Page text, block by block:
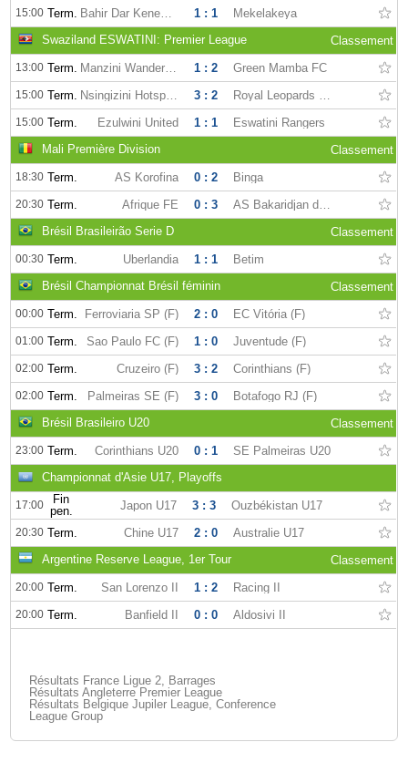
15:00 Term. Bahir Dar Kenema FC 1 : 1
Mekelakeya
Swaziland ESWATINI: Premier League
Classement
13:00 Term. Manzini Wanderers FC 1 : 2 Green Mamba FC
15:00 Term. Nsingizini Hotspurs 3 : 2 Royal Leopards FC
15:00 Term. Ezulwini United 1 : 1
Eswatini Rangers
Mali Première Division
Classement
18:30 Term. AS Korofina 0 : 2 Binga
20:30 Term. Afrique FE 0 : 3
AS Bakaridjan de Barouéli
Brésil Brasileirão Serie D
Classement
00:30 Term. Uberlandia 1 : 1
Betim
Brésil Championnat Brésil féminin
Classement
00:00 Term. Ferroviaria SP (F) 2 : 0 EC Vitória (F)
01:00 Term. Sao Paulo FC (F) 1 : 0 Juventude (F)
02:00 Term. Cruzeiro (F) 3 : 2 Corinthians (F)
02:00 Term. Palmeiras SE (F) 3 : 0
Botafogo RJ (F)
Brésil Brasileiro U20
Classement
23:00 Term. Corinthians U20 0 : 1
SE Palmeiras U20
Championnat d'Asie U17, Playoffs
17:00
Fin
pen.
Japon U17 3 : 3 Ouzbékistan U17
20:30 Term. Chine U17 2 : 0
Australie U17
Argentine Reserve League, 1er Tour
Classement
20:00 Term. San Lorenzo II 1 : 2 Racing II
20:00 Term. Banfield II 0 : 0 Aldosivi II
Résultats France Ligue 2, Barrages
Résultats Angleterre Premier League
Résultats Belgique Jupiler League, Conference
League Group